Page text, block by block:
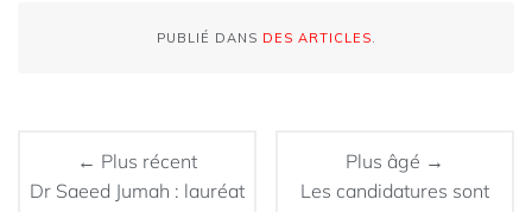
PUBLIÉ DANS DES ARTICLES.
← Plus récent
Dr Saeed Jumah : lauréat
Plus âgé →
Les candidatures sont